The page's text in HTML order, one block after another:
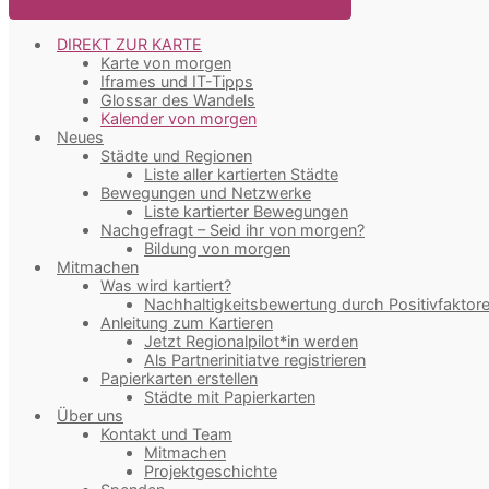
DIREKT ZUR KARTE
Karte von morgen
Iframes und IT-Tipps
Glossar des Wandels
Kalender von morgen
Neues
Städte und Regionen
Liste aller kartierten Städte
Bewegungen und Netzwerke
Liste kartierter Bewegungen
Nachgefragt – Seid ihr von morgen?
Bildung von morgen
Mitmachen
Was wird kartiert?
Nachhaltigkeitsbewertung durch
Anleitung zum Kartieren
Jetzt Regionalpilot*in werden
Als Partnerinitiatve registrieren
Papierkarten erstellen
Städte mit Papierkarten
Über uns
Kontakt und Team
Mitmachen
Projektgeschichte